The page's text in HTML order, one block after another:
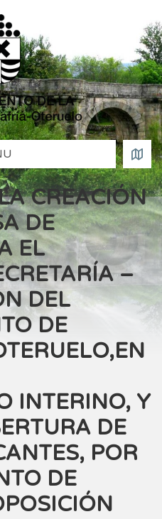
CREACIÓN
DE
EL
–
DEL
DE
INTERINO, Y
DE
POR
DE